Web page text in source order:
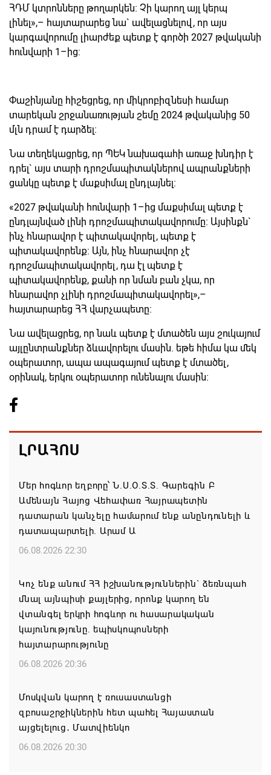
ՀԴՄ կտրոնները թողարկեն։ Չի կարող այլ կերպ
լինել»,– հայտարարեց նա` ավելացնելով, որ այս
կարգավորումը լիարժեք պետք է գործի 2027 թվականի
հունվարի 1–ից։
Փաշինյանը հիշեցրեց, որ միկրոբիզնեսի համար
տարեկան շրջանառության շեմը 2024 թվականից 50
մլն դրամ է դարձել։
Նա տեղեկացրեց, որ ՊԵԿ նախագահի առաջ խնդիր է
դրել` այս տարի դրոշմապիտակներով ապրանքների
ցանկը պետք է մաքսիմալ ընդլայնել։
«2027 թվականի հունվարի 1–ից մաքսիմալ պետք է
ընդլայնված լինի դրոշմապիտակավորումը։ Այսինքն`
ինչ հնարավոր է պիտակավորել, պետք է
պիտակավորենք։ Այն, ինչ հնարավոր չէ
դրոշմապիտակավորել, դա էլ պետք է
պիտակավորենք, քանի որ նման բան չկա, որ
հնարավոր չլինի դրոշմապիտակավորել»,–
հայտարարեց ՀՀ վարչապետը։
Նա ավելացրեց, որ նաև պետք է մտածեն այս շուկայում
այլընտրանքներ ձևավորելու մասին. եթե հիմա կա մեկ
օպերատոր, ապա ապագայում պետք է մտածել,
օրինակ, երկու օպերատոր ունենալու մասին։
ԼՐԱՀՈՍ
Մեր հոգևոր եղբորը՝ Ն.Ս.Օ.Տ.Տ. Գարեգին Բ
Ամենայն Հայոց Վեհափառ Հայրապետին
դատարան կանչելը համարում ենք անընդունելի և
դատապարտելի. Արամ Ա
06.08.2026 22:30
Կոչ ենք անում ՀՀ իշխանություններին` ձեռնպահ
մնալ այնպիսի քայլերից, որոնք կարող են
վտանգել երկրի հոգևոր ու հասարակական
կայունությունը. եպիսկոպոսների
հայտարարությունը
06.08.2026 20:36
Մոսկվան կարող է ռուսաստանցի
զբոսաշրջիկներին հետ պահել Հայաստան
այցելելուց․ Մատվիենկո
06.08.2026 20:30